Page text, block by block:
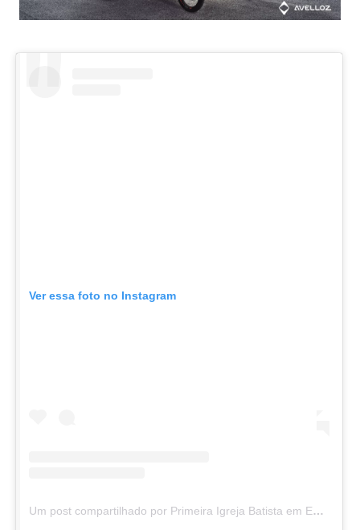
Ver essa foto no Instagram
Um post compartilhado por Primeira Igreja Batista em Emas (@pib_emas)